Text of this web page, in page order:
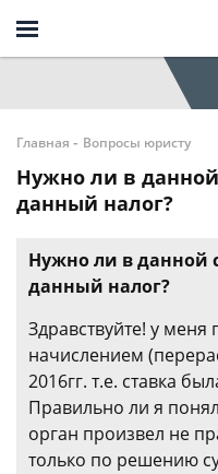
Главная - Вопросы юристу
Нужно ли в
данный налог?
Нужно ли в данной
данный налог?
Здравствуйте! у
начислением
2016гг. т.е. ставка
Правильно ли я
орган произвел не
только по решению